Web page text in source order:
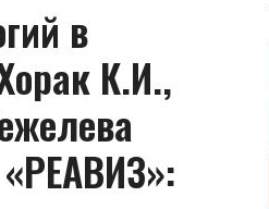
в
К.И.,